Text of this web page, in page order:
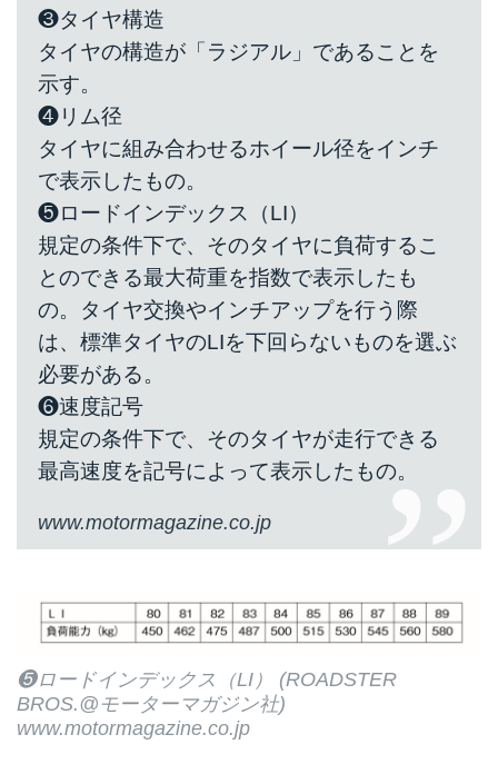
❸タイヤ構造
タイヤの構造が「ラジアル」であることを
示す。
❹リム径
タイヤに組み合わせるホイール径をインチ
で表示したもの。
❺ロードインデックス（LI）
規定の条件下で、そのタイヤに負荷するこ
とのできる最大荷重を指数で表示したも
の。タイヤ交換やインチアップを行う際
は、標準タイヤのLIを下回らないものを選ぶ
必要がある。
❻速度記号
規定の条件下で、そのタイヤが走行できる
最高速度を記号によって表示したもの。
www.motormagazine.co.jp
❺ロードインデックス（LI） (ROADSTER
BROS.@モーターマガジン社)
www.motormagazine.co.jp